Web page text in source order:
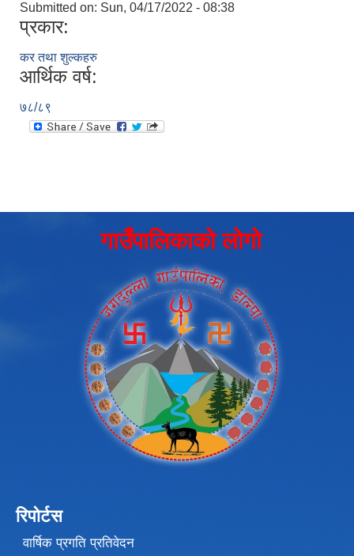
Submitted on: Sun, 04/17/2022 - 08:38
प्रकार:
कर तथा शुल्कहरु
आर्थिक वर्ष:
७८/८९
गाउँपालिकाको लोगो
रिपोर्टस
वार्षिक प्रगति प्रतिवेदन